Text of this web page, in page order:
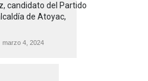
candidato del Partido
de Atoyac,
marzo 4, 2024